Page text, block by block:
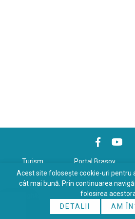
Turism Portal Braşov
Politică de
Copyrights © 2026 All Rights Reserved.
Online
Acest site folosește cookie-uri pentru
cât mai bună. Prin continuarea
folosirea
DETALII
AM